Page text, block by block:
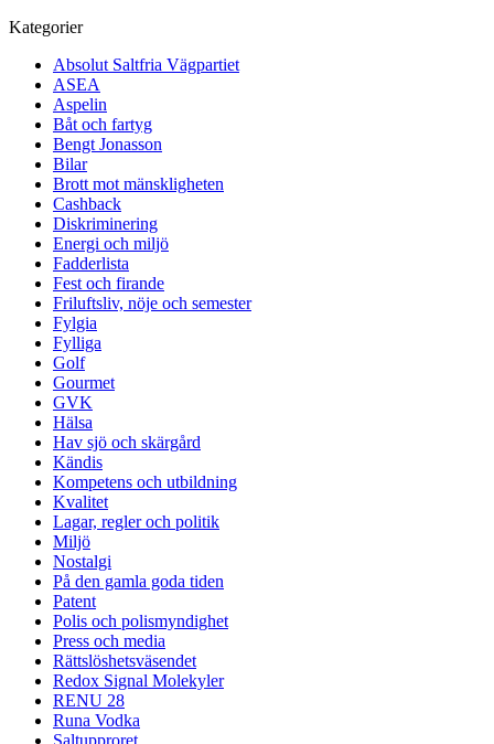
Kategorier
Absolut Saltfria Vägpartiet
ASEA
Aspelin
Båt och fartyg
Bengt Jonasson
Bilar
Brott mot mänskligheten
Cashback
Diskriminering
Energi och miljö
Fadderlista
Fest och firande
Friluftsliv, nöje och semester
Fylgia
Fylliga
Golf
Gourmet
GVK
Hälsa
Hav sjö och skärgård
Kändis
Kompetens och utbildning
Kvalitet
Lagar, regler och politik
Miljö
Nostalgi
På den gamla goda tiden
Patent
Polis och polismyndighet
Press och media
Rättslöshetsväsendet
Redox Signal Molekyler
RENU 28
Runa Vodka
Saltupproret